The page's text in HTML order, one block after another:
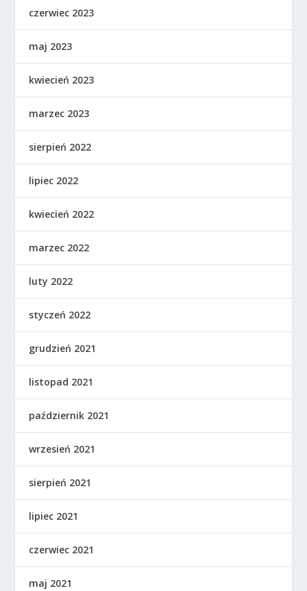
czerwiec 2023
maj 2023
kwiecień 2023
marzec 2023
sierpień 2022
lipiec 2022
kwiecień 2022
marzec 2022
luty 2022
styczeń 2022
grudzień 2021
listopad 2021
październik 2021
wrzesień 2021
sierpień 2021
lipiec 2021
czerwiec 2021
maj 2021